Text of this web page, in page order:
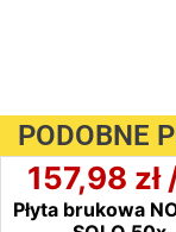
PODOBNE
157,98 zł
Płyta brukowa